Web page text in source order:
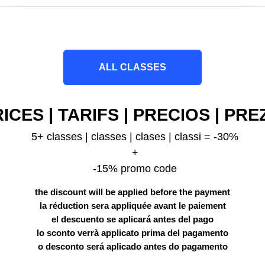
ALL CLASSES
5+ classes | classes | clases | classi = -30%
+
-15% promo code
| TARIFS | PRECIOS |
the discount will be applied before the payment
la réduction sera appliquée avant le paiement
el descuento se aplicará antes del pago
lo sconto verrà applicato prima del pagamento
o desconto será aplicado antes do pagamento